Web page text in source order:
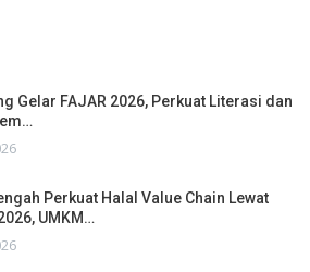
Gelar FAJAR 2026, Perkuat Literasi dan
Perkuat Halal Value Chain Lewat
UMKM…